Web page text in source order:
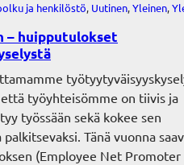
ja henkilöstö, Uutinen, Yleinen,
– huipputulokset
työyhteisömme on tiivis ja
työssään sekä kokee sen
Tänä vuonna
(Employee Net Promoter